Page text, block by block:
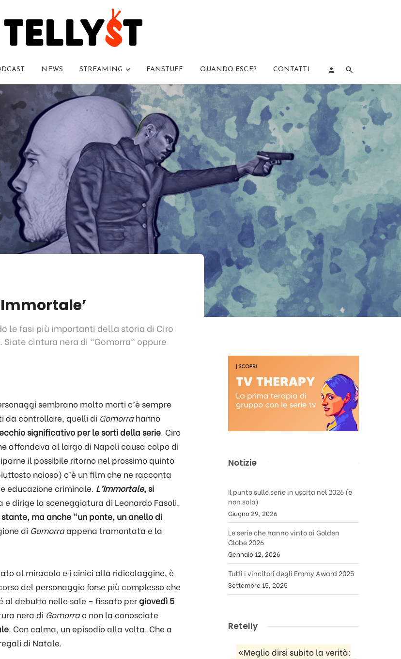
NEWS STREAMING FANSTUFF QUANDO ESCE? CONTATTI
le fasi più importanti della storia di Ciro
cintura nera di "Gomorra" oppure
sembrano molto morti c’è sempre
da controllare, quelli di Gomorrahanno
significativo per le sorti della serie. Ciro
affondava al largo di Napoli causa colpo di
il possibile ritorno nel prossimo quinto
noioso) c’è un film che ne racconta
educazione criminale. L’Immortale, si
e dirige la sceneggiatura di Leonardo Fasoli,
ma anche “un ponte, un anello di
di Gomorraappena tramontata e la
al miracolo e i cinici alla ridicolaggine, è
del personaggio forse più complesso che
debutto nelle sale – fissato per giovedì 5
nera di Gomorrao non la conosciate
. Con calma, un episodio alla volta. Che a
di Natale.
Notizie
Il punto sulle serie in uscita nel 2026 (e
non solo)
Giugno 29, 2026
Le serie che hanno vinto ai Golden
Globe 2026
Gennaio 12, 2026
Tutti i vincitori degli Emmy Award 2025
Settembre 15, 2025
Retelly
«Meglio dirsi subito la verità: